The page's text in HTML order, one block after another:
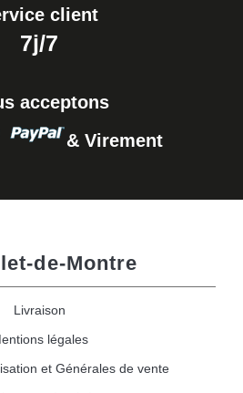
client
7j/7
acceptons
& Virement
de-Montre
Livraison
légales
et Générales de vente